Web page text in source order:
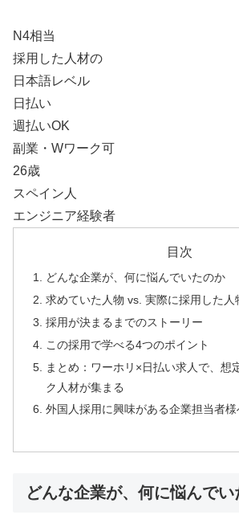
N4相当
採用した人材の
日本語レベル
日払い
週払いOK
副業・Wワーク可
26歳
スペイン人
エンジニア経験者
目次
どんな企業が、何に悩んでいたのか
求めていた人物 vs. 実際に採用した人
採用が決まるまでのストーリー
この採用で学べる4つのポイント
まとめ：ワーホリ×日払い求人で、想
ク人材が集まる
外国人採用に興味がある企業担当者様
どんな企業が、何に悩んでい